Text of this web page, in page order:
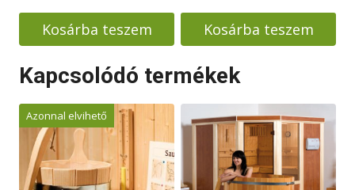
4880000 Ft.4440000 Ft.
Kosárba teszem
was:
1885000 Ft.
is:
1780000
Kosárba teszem
Kapcsolódó termékek
Azonnal elvihető